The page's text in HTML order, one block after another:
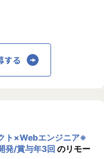
社でモデル作成
全工程に携わるこ
を提案し、実行に
いる有名研究機関
究機関と協業がで
する
ト×Webエンジニア※
発/賞与年3回 のリモー